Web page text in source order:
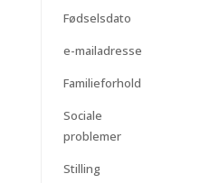
Fødselsdato
e-mailadresse
Familieforhold
Sociale
problemer
Stilling